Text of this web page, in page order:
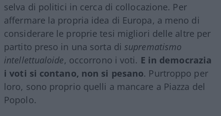
selva di politici in cerca di collocazione. Per
affermare la propria idea di Europa, a meno di
considerare le proprie tesi migliori delle altre per
partito preso in una sorta disuprematismo
intellettualoide, occorrono i voti. E in democrazia
i voti si contano, non si pesano. Purtroppo per
loro, sono proprio quelli a mancare a Piazza del
Popolo.